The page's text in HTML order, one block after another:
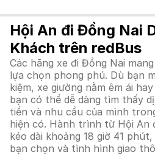
Hội An đi Đồng Nai
Khách trên redBus
Các hãng xe đi Đồng Nai
lựa chọn phong phú. Dù bạn
kiệm, xe giường nằm êm ái
bạn có thể dễ dàng tìm thấy
tiền và nhu cầu của mình
hiện có. Hành trình từ Hội An
kéo dài khoảng 18 giờ 41
bạn chọn và tình hình giao